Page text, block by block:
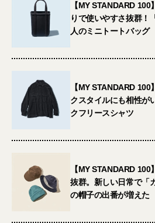
【MY STANDARD
りで使いやすさ抜群！
人のミニトートバッグ
【MY STANDARD
クスタイルにも相性が
クフリースシャツ
【MY STANDARD
抜群。新しい日常で「
の帽子の出番が増えた